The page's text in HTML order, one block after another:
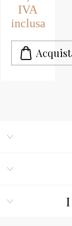
applicare su
rinzaffo
tipo S
oppure M,
rende le
pareti
IVA
inclusa